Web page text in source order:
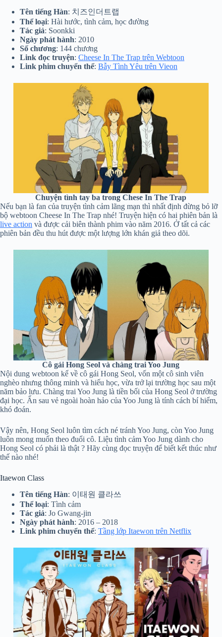
Tên tiếng Hàn: 치즈인더트랩
Thể loại: Hài hước, tình cảm, học đường
Tác giả: Soonkki
Ngày phát hành: 2010
Số chương: 144 chương
Link đọc truyện: Cheese In The Trap trên Webtoon
Link phim chuyển thể: Bẫy Tình Yêu trên Vieon
Chuyện tình tay ba trong Chese In The Trap
Nếu bạn là fan của truyện tình cảm lãng mạn thì nhất định đừng bỏ lỡ
bộ webtoon Cheese In The Trap nhé! Truyện hiện có hai phiên bản là
live action và được cải biên thành phim vào năm 2016. Ở tất cả các
phiên bản đều thu hút được một lượng lớn khán giả theo dõi.
Cô gái Hong Seol và chàng trai Yoo Jung
Nội dung webtoon kể về cô gái Hong Seol, vốn một cô sinh viên
nghèo nhưng thông minh và hiếu học, vừa trở lại trường học sau một
năm bảo lưu. Chàng trai Yoo Jung là tiền bối của Hong Seol ở trường
đại học. Ẩn sau vẻ ngoài hoàn hảo của Yoo Jung là tính cách bí hiểm,
khó đoán.
Vậy nên, Hong Seol luôn tìm cách né tránh Yoo Jung, còn Yoo Jung
luôn mong muốn theo đuổi cô. Liệu tình cảm Yoo Jung dành cho
Hong Seol có phải là thật ? Hãy cùng đọc truyện để biết kết thúc như
thế nào nhé!
Itaewon Class
Tên tiếng Hàn: 이태원 클라쓰
Thể loại: Tình cảm
Tác giả: Jo Gwang-jin
Ngày phát hành: 2016 – 2018
Link phim chuyển thể: Tầng lớp Itaewon trên Netflix